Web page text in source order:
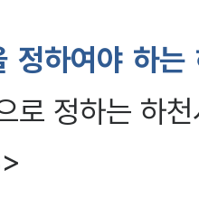
정하여야 하는
로 정하는 하